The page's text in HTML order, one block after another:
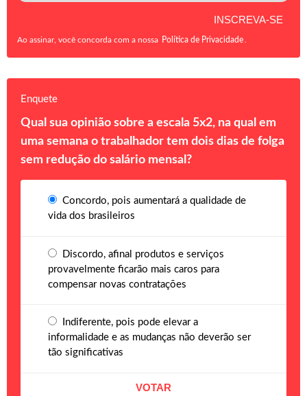
Ao assinar, você concorda com a nossa Política de Privacidade
Enquete
Qual sua opinião sobre a escala 5x2, na qual em
uma semana o trabalhador tem dois dias de folga
sem redução do salário mensal?
Concordo, pois aumentará a qualidade de
vida dos brasileiros
Discordo, afinal produtos e serviços
provavelmente ficarão mais caros para
compensar novas contratações
Indiferente, pois pode elevar a
informalidade e as mudanças não deverão ser
tão significativas